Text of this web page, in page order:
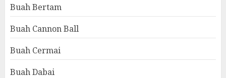
Buah Bertam
Buah Cannon Ball
Buah Cermai
Buah Dabai